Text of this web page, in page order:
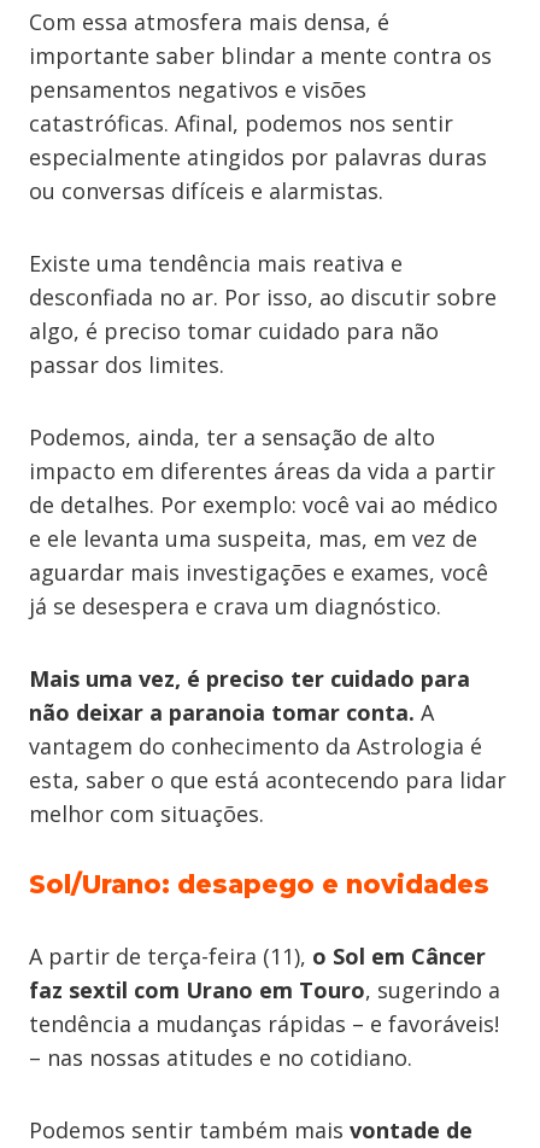
Com essa atmosfera mais densa, é
importante saber blindar a mente contra os
pensamentos negativos e visões
catastróficas. Afinal, podemos nos sentir
especialmente atingidos por palavras duras
ou conversas difíceis e alarmistas.
Existe uma tendência mais reativa e
desconfiada no ar. Por isso, ao discutir sobre
algo, é preciso tomar cuidado para não
passar dos limites.
Podemos, ainda, ter a sensação de alto
impacto em diferentes áreas da vida a partir
de detalhes. Por exemplo: você vai ao médico
e ele levanta uma suspeita, mas, em vez de
aguardar mais investigações e exames, você
já se desespera e crava um diagnóstico.
Mais uma vez, é preciso ter cuidado para
não deixar a paranoia tomar conta. A
vantagem do conhecimento da Astrologia é
esta, saber o que está acontecendo para lidar
melhor com situações.
Sol/Urano: desapego e novidades
A partir de terça-feira (11), o Sol em Câncer
faz sextil com Urano em Touro, sugerindo a
tendência a mudanças rápidas – e favoráveis!
– nas nossas atitudes e no cotidiano.
Podemos sentir também mais vontade de